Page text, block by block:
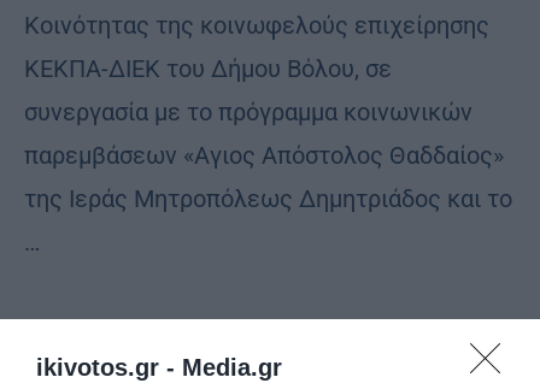
ikivotos.gr - Media.gr
Κοινότητας της κοινωφελούς επιχείρησης
ΚΕΚΠΑ-ΔΙΕΚ του Δήμου Βόλου, σε
συνεργασία με το πρόγραμμα κοινωνικών
παρεμβάσεων «Αγιος Απόστολος Θαδδαίος»
της Ιεράς Μητροπόλεως Δημητριάδος και το
…